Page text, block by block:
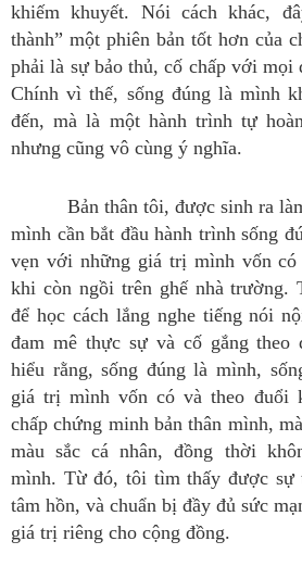
khiếm khuyết. Nói cách khác,
thành” một phiên bản tốt hơn của
phải là sự bảo thủ, cố chấp với mọi
Chính vì thế, sống đúng là mình
đến, mà là một hành trình tự
nhưng cũng vô cùng ý nghĩa.
Bản thân tôi, được sinh ra làm
mình cần bắt đầu hành trình sống
vẹn với những giá trị mình vốn
khi còn ngồi trên ghế nhà trường.
để học cách lắng nghe tiếng nói
đam mê thực sự và cố gắng theo
hiểu rằng, sống đúng là mình,
giá trị mình vốn có và theo đuổi
chấp chứng minh bản thân mình,
màu sắc cá nhân, đồng thời
mình. Từ đó, tôi tìm thấy được sự
tâm hồn, và chuẩn bị đầy đủ sức
giá trị riêng cho cộng đồng.